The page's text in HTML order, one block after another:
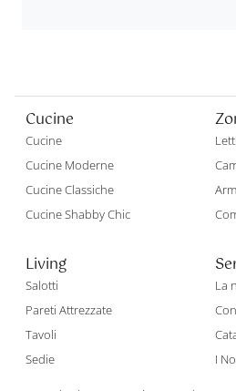
Cucine
Cucine
Cucine Moderne
Cucine Classiche
Cucine Shabby Chic
Letti
Living
Salotti
Pareti Attrezzate
Tavoli
Sedie
La
I